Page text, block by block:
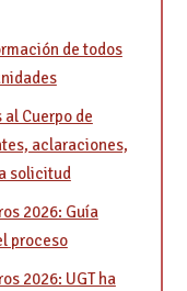
de todos
Cuerpo de
aclaraciones,
solicitud
2026: Guía
proceso
2026: UGT ha